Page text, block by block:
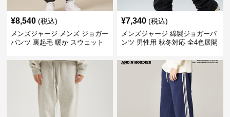
¥8,540 (税込)
メンズジャージ メンズ ジョガー
パンツ 裏起毛 暖か スウェット
¥7,340 (税込)
メンズジャージ 綿製ジョガーパ
ンツ 男性用 秋冬対応 全4色展開